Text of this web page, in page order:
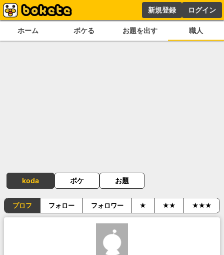
新規登録 ログイン
ホーム ボケる お題を出す 職人
koda ボケ お題
プロフ フォロー フォロワー ★ ★★ ★★★